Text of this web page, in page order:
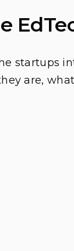
startups
are,